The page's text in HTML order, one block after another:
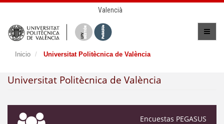
Valencià
Inicio Universitat Politècnica de València
Universitat Politècnica de València
Encuestas PEGASUS